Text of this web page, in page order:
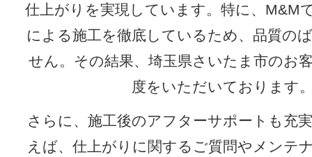
仕上がりを実現しています。特に、M&M
による施工を徹底しているため、品質の
せん。その結果、埼玉県さいたま市のお
度をいただいております
さらに、施工後のアフターサポートも充
えば、仕上がりに関するご質問やメンテ